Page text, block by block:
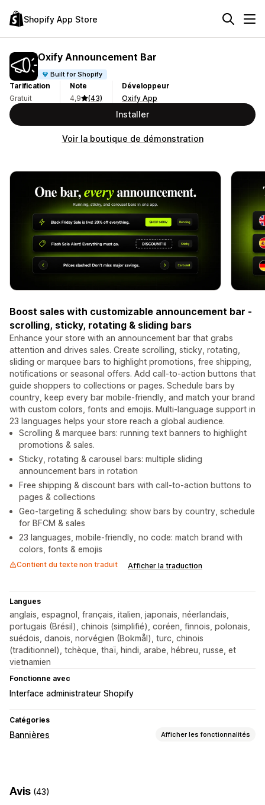
Shopify App Store
Oxify Announcement Bar
Built for Shopify
Tarification
Gratuit
Note
4,9
(43)
Développeur
Oxify App
Installer
Voir la boutique de démonstration
Boost sales with customizable announcement bar -
scrolling, sticky, rotating & sliding bars
Enhance your store with an announcement bar that grabs
attention and drives sales. Create scrolling, sticky, rotating,
sliding or marquee bars to highlight promotions, free shipping,
notifications or seasonal offers. Add call-to-action buttons that
guide shoppers to collections or pages. Schedule bars by
country, keep every bar mobile-friendly, and match your brand
with custom colors, fonts and emojis. Multi-language support in
23 languages helps your store reach a global audience.
Scrolling & marquee bars: running text banners to highlight
promotions & sales.
Sticky, rotating & carousel bars: multiple sliding
announcement bars in rotation
Free shipping & discount bars with call-to-action buttons to
pages & collections
Geo-targeting & scheduling: show bars by country, schedule
for BFCM & sales
23 languages, mobile-friendly, no code: match brand with
colors, fonts & emojis
Contient du texte non traduit Afficher la traduction
Langues
anglais, espagnol, français, italien, japonais, néerlandais,
portugais (Brésil), chinois (simplifié), coréen, finnois, polonais,
suédois, danois, norvégien (Bokmål), turc, chinois
(traditionnel), tchèque, thaï, hindi, arabe, hébreu, russe, et
vietnamien
Fonctionne avec
Interface administrateur Shopify
Catégories
Bannières Afficher les fonctionnalités
Annonce multiple
Avis (43)